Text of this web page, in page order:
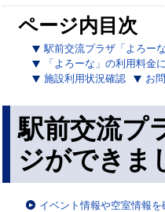
ページ内目次
駅前交流プラザ「よろー
「よろーな」の利用料金
施設利用状況確認
お
駅前交流プ
ジができま
イベント情報や空室情報